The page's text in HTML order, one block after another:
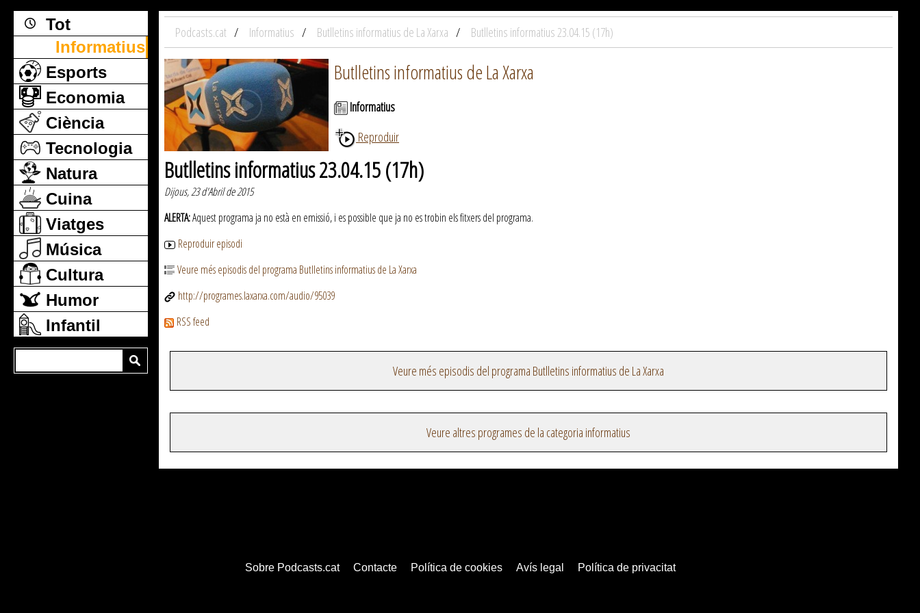
Tot
Informatius
Esports
Economia
Ciència
Tecnologia
Natura
Cuina
Viatges
Música
Cultura
Humor
Infantil
Podcasts.cat Informatius Butlletins informatius de La Xarxa Butlletins informatius 23.04.15 (17h)
Butlletins informatius de La Xarxa
Informatius
Reproduir
Butlletins informatius 23.04.15 (17h)
Dijous, 23 d'Abril de 2015
ALERTA:Aquest programa ja no està en emissió, i es possible que ja no es trobin els fitxers del programa.
Reproduir episodi
Veure més episodis del programa Butlletins informatius de La Xarxa
http://programes.laxarxa.com/audio/95039
RSS feed
Veure més episodis del programa Butlletins informatius de La Xarxa
Veure altres programes de la categoria informatius
Sobre Podcasts.cat Contacte Política de cookies Avís legal Política de privacitat